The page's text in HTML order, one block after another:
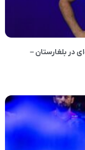
در بلغارستان –